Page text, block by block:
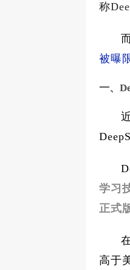
称
被曝
一、
学习
正式
高于